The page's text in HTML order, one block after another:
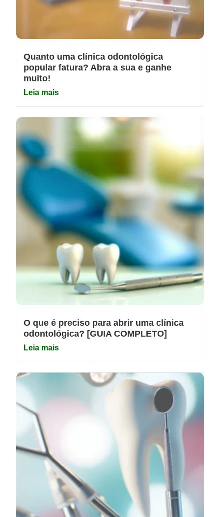
Quanto uma clínica odontológica
popular fatura? Abra a sua e ganhe
muito!
Leia mais
O que é preciso para abrir uma clínica
odontológica? [GUIA COMPLETO]
Leia mais